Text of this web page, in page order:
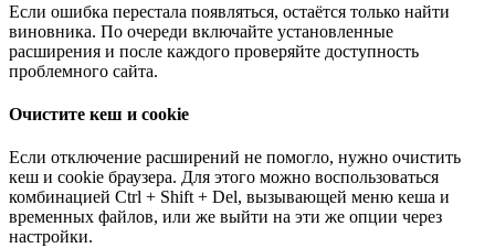
Если ошибка перестала появляться, остаётся только найти
виновника. По очереди включайте установленные
расширения и после каждого проверяйте доступность
проблемного сайта.
Очистите кеш и cookie
Если отключение расширений не помогло, нужно очистить
кеш и cookie браузера. Для этого можно воспользоваться
комбинацией Ctrl + Shift + Del, вызывающей меню кеша и
временных файлов, или же выйти на эти же опции через
настройки.